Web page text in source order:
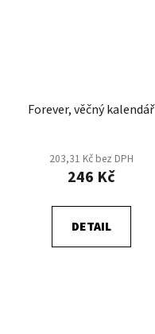
Forever, věčný kalendář
203,31 Kč bez DPH
246 Kč
DETAIL